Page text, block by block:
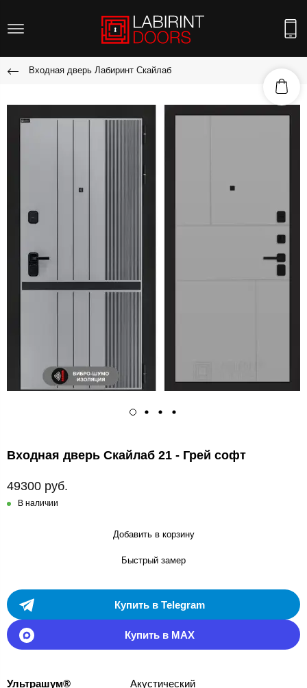
Входная дверь Лабиринт Скайлаб
Входная дверь Скайлаб 21 - Грей софт
49300 руб.
В наличии
Добавить в корзину
Быстрый замер
Купить в Telegram
Купить в MAX
Ультрашум®
Акустический